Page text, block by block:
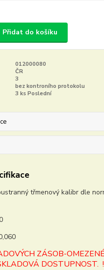
Přidat do košíku
012000080
ČR
3
bez kontroního protokolu
3 ks Poslední
třmenový kalibr dle
ZÁSOB-OMEZENÉ
DOSTUPNOST.